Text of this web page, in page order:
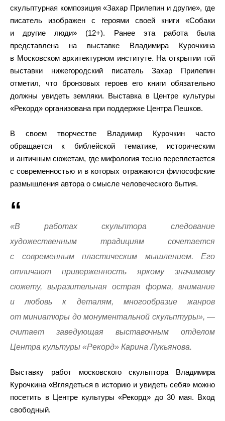
скульптурная композиция «Захар Прилепин и другие», где
писатель изображен с героями своей книги «Собаки
и другие люди» (12+). Ранее эта работа была
представлена на выставке Владимира Курочкина
в Московском архитектурном институте. На открытии той
выставки нижегородский писатель Захар Прилепин
отметил, что бронзовых героев его книги обязательно
должны увидеть земляки. Выставка в Центре культуры
«Рекорд» организована при поддержке Центра Пешков.
В своем творчестве Владимир Курочкин часто
обращается к библейской тематике, историческим
и античным сюжетам, где мифология тесно переплетается
с современностью и в которых отражаются философские
размышления автора о смысле человеческого бытия.
«В работах скульптора следование
художественным традициям сочетается
с современным пластическим мышлением. Его
отличают приверженность яркому значимому
сюжету, выразительная острая форма, внимание
и любовь к деталям, многообразие жанров
от миниатюры до монументальной скульптуры», —
считает заведующая выставочным отделом
Центра культуры «Рекорд» Карина Лукьянова.
Выставку работ московского скульптора Владимира
Курочкина «Вглядеться в историю и увидеть себя» можно
посетить в Центре культуры «Рекорд» до 30 мая. Вход
свободный.